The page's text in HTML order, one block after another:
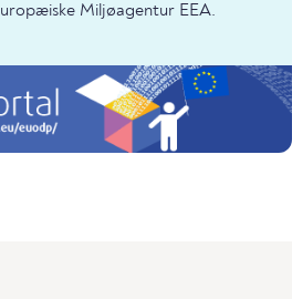
Miljøagentur EEA.